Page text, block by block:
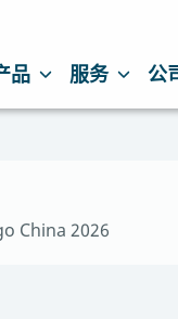
品 服务 公
China 2026